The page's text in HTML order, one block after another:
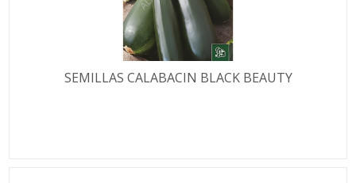
SEMILLAS CALABACIN BLACK BEAUTY